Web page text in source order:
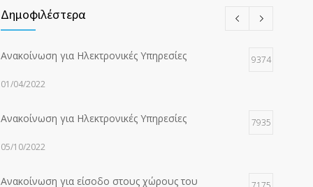
Δημοφιλέστερα
Ανακοίνωση για Ηλεκτρονικές Υπηρεσίες 9374
01/04/2022
Ανακοίνωση για Ηλεκτρονικές Υπηρεσίες 7935
05/10/2022
Ανακοίνωση για είσοδο στους χώρους του